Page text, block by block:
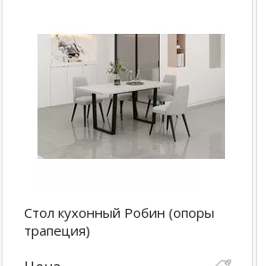
Стол кухонный Робин (опоры
трапеция)